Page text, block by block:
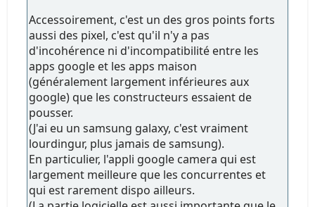
Accessoirement, c'est un des gros points forts
aussi des pixel, c'est qu'il n'y a pas
d'incohérence ni d'incompatibilité entre les
apps google et les apps maison
(généralement largement inférieures aux
google) que les constructeurs essaient de
pousser.
(J'ai eu un samsung galaxy, c'est vraiment
lourdingur, plus jamais de samsung).
En particulier, l'appli google camera qui est
largement meilleure que les concurrentes et
qui est rarement dispo ailleurs.